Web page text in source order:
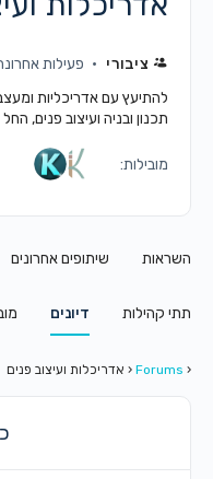
ציבורי
פעילות אחרונה: לפני 6 שעות
להתיעץ עם אדריכליות ומעצבות
תכנון ובניה ועיצוב פנים, החל
מובילות:
שיתופים אחרונים
קהילות דיונים מובילות
‹ אדריכלות ועיצוב פנים
כל